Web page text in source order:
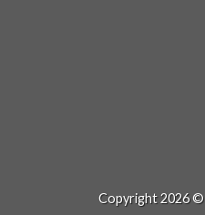
Copyright 2026 ©